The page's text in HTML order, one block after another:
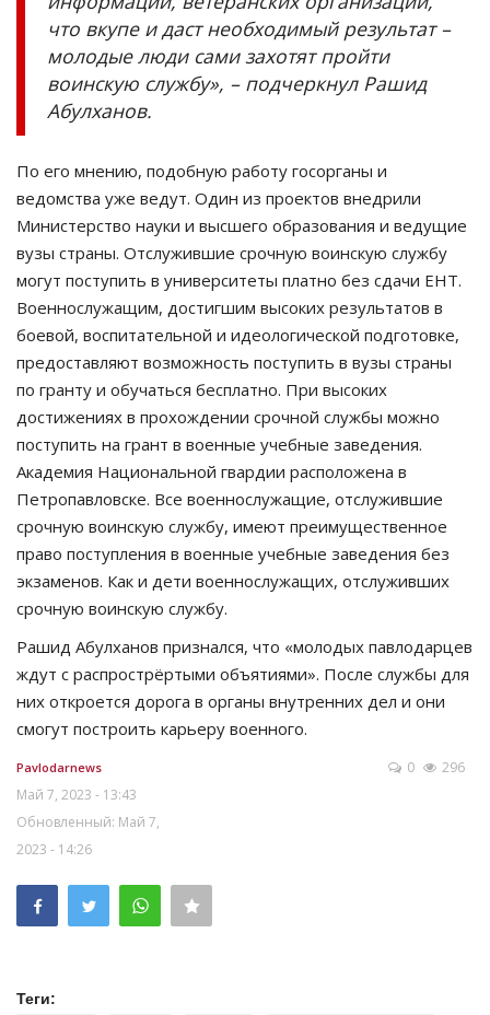
что вкупе и даст необходимый результат –
молодые люди сами захотят пройти
воинскую службу», – подчеркнул Рашид
Абулханов.
По его мнению, подобную работу госорганы и
ведомства уже ведут. Один из проектов внедрили
Министерство науки и высшего образования и ведущие
вузы страны. Отслужившие срочную воинскую службу
могут поступить в университеты платно без сдачи ЕНТ.
Военнослужащим, достигшим высоких результатов в
боевой, воспитательной и идеологической подготовке,
предоставляют возможность поступить в вузы страны
по гранту и обучаться бесплатно. При высоких
достижениях в прохождении срочной службы можно
поступить на грант в военные учебные заведения.
Академия Национальной гвардии расположена в
Петропавловске. Все военнослужащие, отслужившие
срочную воинскую службу, имеют преимущественное
право поступления в военные учебные заведения без
экзаменов. Как и дети военно­служащих, отслуживших
срочную воинскую службу.
Рашид Абулханов признался, что «молодых павлодарцев
ждут с распрострёртыми объятиями». После службы для
них откроется дорога в органы внутренних дел и они
смогут построить карьеру военного.
Pavlodarnews
Май 7, 2023 - 13:43
Обновленный: Май 7,
2023 - 14:26
0 296
Теги: